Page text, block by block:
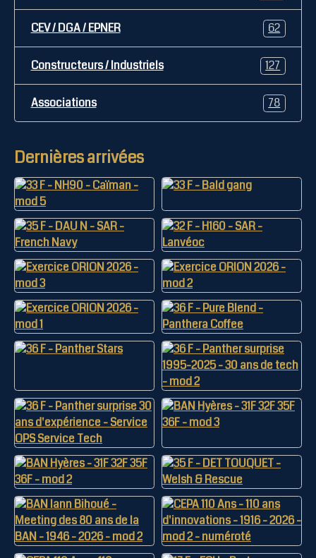
CEV / DGA / EPNER 62
Constructeurs / Industriels 127
Associations 78
Dernières arrivées